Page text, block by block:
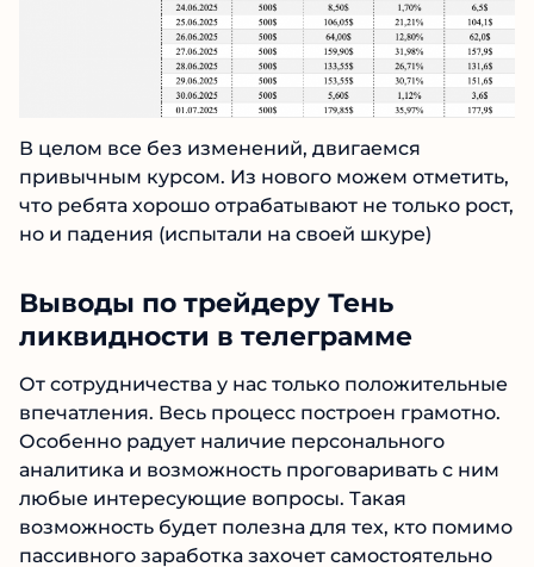
В целом все без изменений, двигаемся
привычным курсом. Из нового можем отметить,
что ребята хорошо отрабатывают не только рост,
но и падения (испытали на своей шкуре)
Выводы по трейдеру Тень
ликвидности в телеграмме
От сотрудничества у нас только положительные
впечатления. Весь процесс построен грамотно.
Особенно радует наличие персонального
аналитика и возможность проговаривать с ним
любые интересующие вопросы. Такая
возможность будет полезна для тех, кто помимо
пассивного заработка захочет самостоятельно